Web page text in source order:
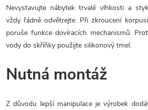
Nevystavujte nábytek trvalé vlhkosti a
vždy řádně odvětrejte. Při zkroucení
poruše funkce dovíracích mechanismů.
vody do skříňky použijte silikonový tmel.
Nutná montáž
Z důvodu lepší manipulace je výrobek